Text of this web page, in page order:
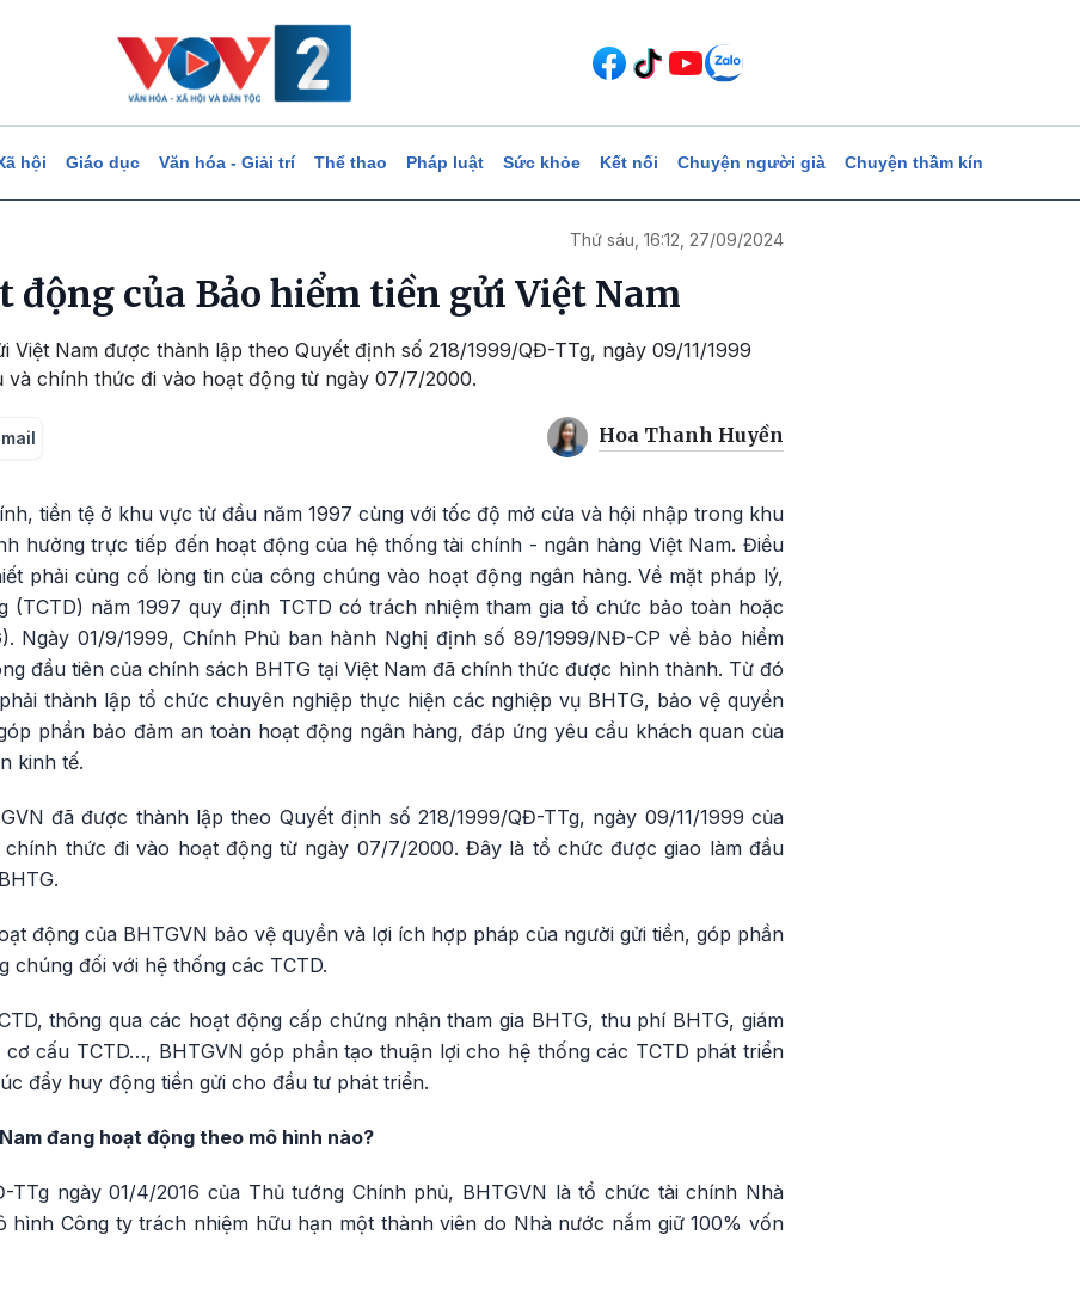
hội Giáo dục Văn hóa - Giải trí Thể thao Pháp luật Sức khỏe Kết nối Chuyện người già Chuyện thầm kín
Thứ sáu, 16:12, 27/09/2024
động của Bảo hiểm tiền gửi Việt Nam
Việt Nam được thành lập theo Quyết định số 218/1999/QĐ-TTg, ngày 09/11/1999
và chính thức đi vào hoạt động từ ngày 07/7/2000.
Hoa Thanh Huyền
tiền tệ ở khu vực từ đầu năm 1997 cùng với tốc độ mở cửa và hội nhập trong khu
hưởng trực tiếp đến hoạt động của hệ thống tài chính - ngân hàng Việt Nam. Điều
phải củng cố lòng tin của công chúng vào hoạt động ngân hàng. Về mặt pháp lý,
(TCTD) năm 1997 quy định TCTD có trách nhiệm tham gia tổ chức bảo toàn hoặc
Ngày 01/9/1999, Chính Phủ ban hành Nghị định số 89/1999/NĐ-CP về bảo hiểm
đầu tiên của chính sách BHTG tại Việt Nam đã chính thức được hình thành. Từ đó
thành lập tổ chức chuyên nghiệp thực hiện các nghiệp vụ BHTG, bảo vệ quyền
phần bảo đảm an toàn hoạt động ngân hàng, đáp ứng yêu cầu khách quan của
kinh tế.
đã được thành lập theo Quyết định số 218/1999/QĐ-TTg, ngày 09/11/1999 của
thức đi vào hoạt động từ ngày 07/7/2000. Đây là tổ chức được giao làm đầu
động của BHTGVN bảo vệ quyền và lợi ích hợp pháp của người gửi tiền, góp phần
chúng đối với hệ thống các TCTD.
thông qua các hoạt động cấp chứng nhận tham gia BHTG, thu phí BHTG, giám
cơ cấu TCTD…, BHTGVN góp phần tạo thuận lợi cho hệ thống các TCTD phát triển
đẩy huy động tiền gửi cho đầu tư phát triển.
đang hoạt động theo mô hình nào?
TTg ngày 01/4/2016 của Thủ tướng Chính phủ, BHTGVN là tổ chức tài chính Nhà
hình Công ty trách nhiệm hữu hạn một thành viên do Nhà nước nắm giữ 100% vốn